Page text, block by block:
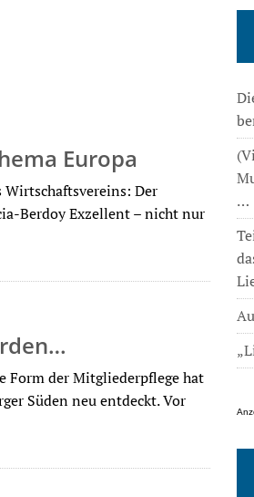
Europa
Wirtschaftsvereins: Der
Berdoy Exzellent – nicht nur
Form der Mitgliederpflege hat
Süden neu entdeckt. Vor
…